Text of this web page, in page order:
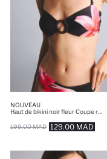
NOUVEAU
129.00 MAD
199.00 MAD